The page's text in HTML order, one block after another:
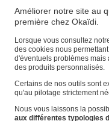
Magasin
Vos informations
Suivre une
Panier
Favoris
Améliorer notre site au
première chez Okaïdi.
Lorsque vous consultez
des cookies nous
d'éventuels problèmes
des produits personnalisés.
Certains de nos outils sont
qu'au pilotage strictement
Nous vous laissons la
aux différentes typologies